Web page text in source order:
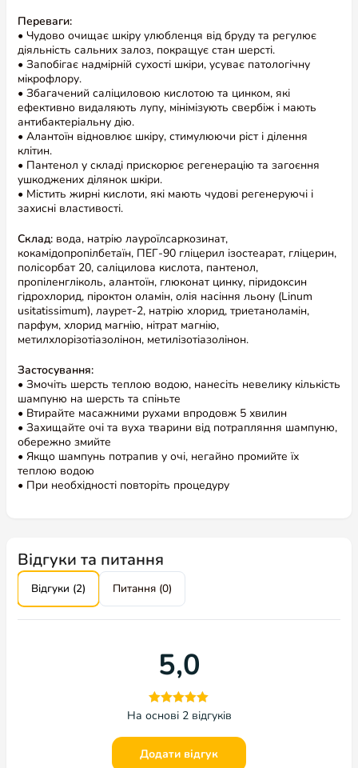
Переваги:
• Чудово очищає шкіру улюбленця від бруду та регулює
діяльність сальних залоз, покращує стан шерсті.
• Запобігає надмірній сухості шкіри, усуває патологічну
мікрофлору.
• Збагачений саліциловою кислотою та цинком, які
ефективно видаляють лупу, мінімізують свербіж і мають
антибактеріальну дію.
• Алантоїн відновлює шкіру, стимулюючи ріст і ділення
клітин.
• Пантенол у складі прискорює регенерацію та загоєння
ушкоджених ділянок шкіри.
• Містить жирні кислоти, які мають чудові регенеруючі і
захисні властивості.
Склад: вода, натрію лауроїлсаркозинат,
кокамідопропілбетаїн, ПЕГ-90 гліцерил ізостеарат, гліцерин,
полісорбат 20, саліцилова кислота, пантенол,
пропіленгліколь, алантоїн, глюконат цинку, піридоксин
гідрохлорид, піроктон оламін, олія насіння льону (Linum
usitatissimum), лаурет-2, натрію хлорид, триетаноламін,
парфум, хлорид магнію, нітрат магнію,
метилхлорізотіазолінон, метилізотіазолінон.
Застосування:
• Змочіть шерсть теплою водою, нанесіть невелику кількість
шампуню на шерсть та спіньте
• Втирайте масажними рухами впродовж 5 хвилин
• Захищайте очі та вуха тварини від потрапляння шампуню,
обережно змийте
• Якщо шампунь потрапив у очі, негайно промийте їх
теплою водою
• При необхідності повторіть процедуру
Переглянути більше інформації про
продукт
Відгуки та питання
Відгуки (2)
5,0
На основі 2 відгуків
5 зірок
4 зірки